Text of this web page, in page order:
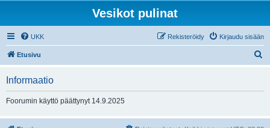
Vesikot pulinat
UKK Kirjaudu sisään
Rekisteröidy
Etusivu
Informaatio
Foorumin käyttö päättynyt 14.9.2025